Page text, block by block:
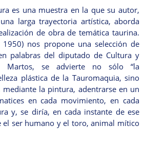
es una muestra en la que su autor,
larga trayectoria artística, aborda
de obra de temática taurina.
1950) nos propone una selección de
palabras del diputado de Cultura y
Martos, se advierte no sólo “la
plástica de la Tauromaquia, sino
la pintura, adentrarse en un
en cada movimiento, en cada
y, se diría, en cada instante de ese
ser humano y el toro, animal mítico